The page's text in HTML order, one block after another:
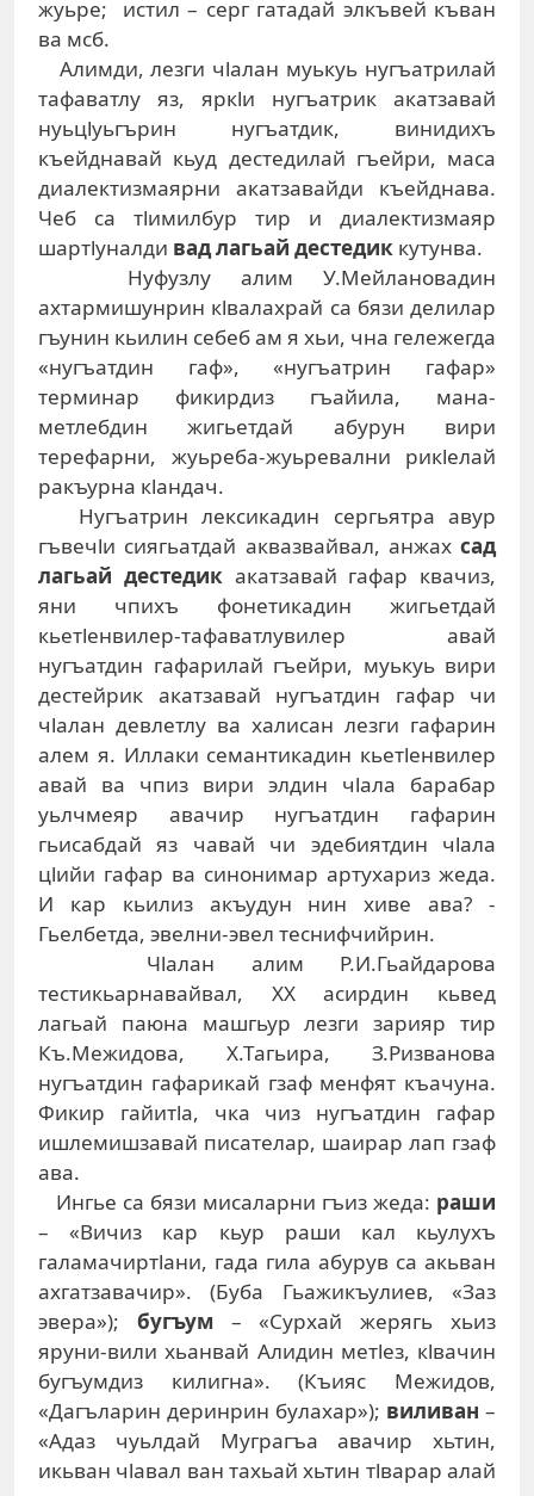
жуьре; истил – серг гатадай элкъвей къван
ва мсб.
Алимди, лезги чlалан муькуь нугъатрилай
тафаватлу яз, яркlи нугъатрик акатзавай
нуьцlуьгърин нугъатдик, винидихъ
къейднавай кьуд дестедилай гъейри, маса
диалектизмаярни акатзавайди къейднава.
Чеб са тlимилбур тир и диалектизмаяр
шартlуналди вад лагьай дестедик кутунва.
Нуфузлу алим У.Мейлановадин
ахтармишунрин кlвалахрай са бязи делилар
гъунин кьилин себеб ам я хьи, чна гележегда
«нугъатдин гаф», «нугъатрин гафар»
терминар фикирдиз гъайила, мана-
метлебдин жигьетдай абурун вири
терефарни, жуьреба-жуьревални рикlелай
ракъурна кlандач.
Нугъатрин лексикадин сергьятра авур
гъвечlи сиягьатдай аквазвайвал, анжах сад
лагьай дестедикакатзавай гафар квачиз,
яни чпихъ фонетикадин жигьетдай
кьетlенвилер-тафаватлувилер авай
нугъатдин гафарилай гъейри, муькуь вири
дестейрик акатзавай нугъатдин гафар чи
чlалан девлетлу ва халисан лезги гафарин
алем я. Иллаки семантикадин кьетlенвилер
авай ва чпиз вири элдин чlала барабар
уьлчмеяр авачир нугъатдин гафарин
гьисабдай яз чавай чи эдебиятдин чlала
цlийи гафар ва синонимар артухариз жеда.
И кар кьилиз акъудун нин хиве ава? -
Гьелбетда, эвелни-эвел теснифчийрин.
Чlалан алим Р.И.Гьайдарова
тестикьарнавайвал, ХХ асирдин кьвед
лагьай паюна машгьур лезги зарияр тир
Къ.Межидова, Х.Тагьира, З.Ризванова
нугъатдин гафарикай гзаф менфят къачуна.
Фикир гайитlа, чка чиз нугъатдин гафар
ишлемишзавай писателар, шаирар лап гзаф
ава.
Ингье са бязи мисаларни гъиз жеда: раши
– «Вичиз кар кьур раши кал кьулухъ
галамачиртlани, гада гила абурув са акьван
ахгатзавачир». (Буба Гьажикъулиев, «Заз
эвера»); бугъум – «Сурхай жерягь хьиз
яруни-вили хьанвай Алидин метlез, кlвачин
бугъумдиз килигна». (Къияс Межидов,
«Дагъларин деринрин булахар»); виливан –
«Адаз чуьлдай Муграгъа авачир хьтин,
икьван чlавал ван тахьай хьтин тlварар алай